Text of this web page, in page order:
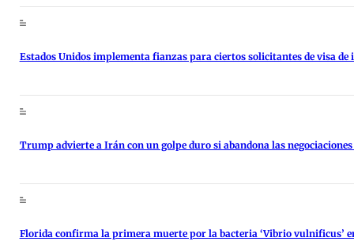
Estados Unidos implementa fianzas para ciertos solicitantes de visa
Trump advierte a Irán con un golpe duro si abandona las
Florida confirma la primera muerte por la bacteria ‘Vibrio vulnificus’